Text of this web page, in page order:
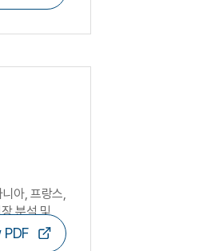
아, 프랑스,
분석 및